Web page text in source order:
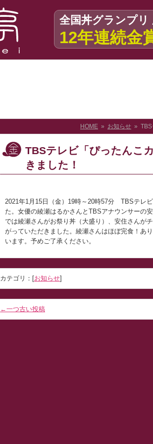
全国丼グランプリ
12年連続金
HOME » お知らせ » TBS
TBSテレビ「ぴったんこ
きました！
2021年1月15日（金）19時～20時57分 TBSテレ
た。女優の綾瀬はるかさんとTBSアナウンサーの
では綾瀬さんがお祭り丼（大盛り）、安住さんが
がっていただきました。綾瀬さんはほぼ完食！あ
います。予めご了承ください。
カテゴリ：[お知らせ]
←一つ古い投稿